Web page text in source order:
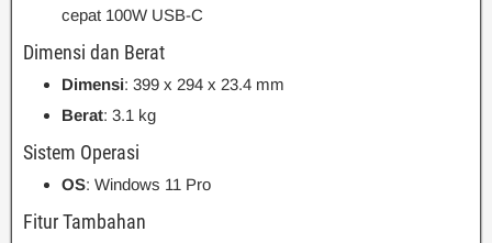
cepat 100W USB-C
Dimensi dan Berat
Dimensi: 399 x 294 x 23.4 mm
Berat: 3.1 kg
Sistem Operasi
OS: Windows 11 Pro
Fitur Tambahan